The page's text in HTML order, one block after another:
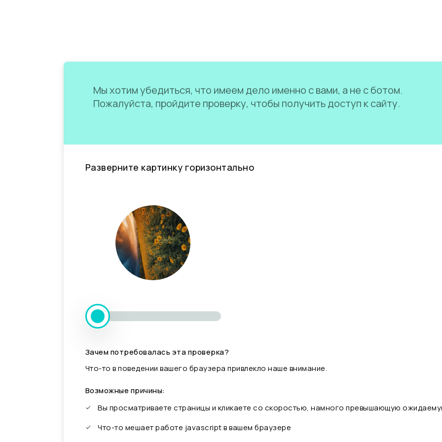
Мы хотим убедиться, что имеем дело именно с вами, а не с ботом.
Пожалуйста, пройдите проверку, чтобы получить доступ к сайту.
Разверните картинку горизонтально
Зачем потребовалась эта проверка?
Что-то в поведении вашего браузера привлекло наше внимание.
Возможные причины:
Вы просматриваете страницы и кликаете со скоростью, намного превышающую
Что-то мешает работе javascript в вашем браузере